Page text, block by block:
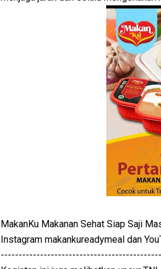
MakanKu Makanan Sehat Siap Saji
Instagram makankureadymeal dan